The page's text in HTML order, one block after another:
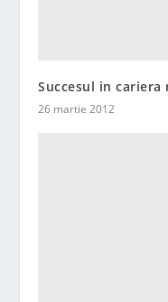
Succesul in
26 martie 2012